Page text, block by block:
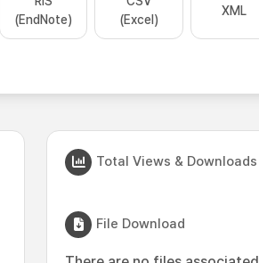
(EndNote)
(Excel)
XML
Total Views & Downloads
File Download